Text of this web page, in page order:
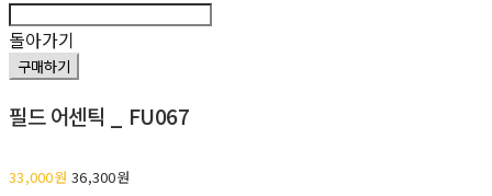
돌아가기
구매하기
필드 어센틱 _ FU067
33,000원36,300원